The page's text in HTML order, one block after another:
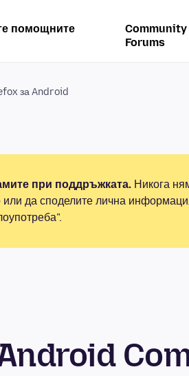
помощните
Community
Forums
за Android
при поддръжката. Никога
да споделите лична